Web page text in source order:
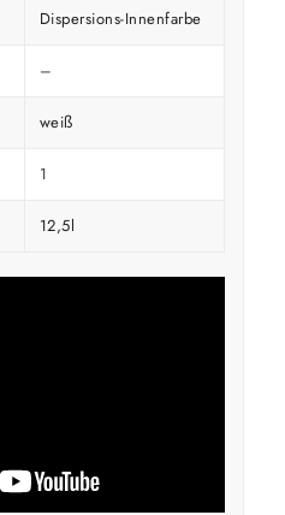
Dispersions-Innenfarbe
–
weiß
1
12,5l